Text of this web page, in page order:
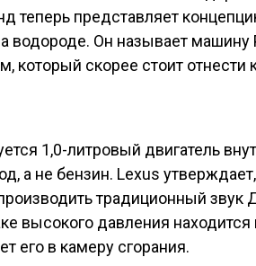
теперь представляет
водороде. Он называет
который скорее стоит отнести к
1,0-литровый двигатель
а не бензин. Lexus
традиционный звук
высокого давления
его в камеру сгорания.